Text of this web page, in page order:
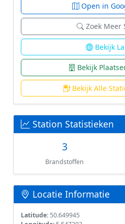
Open in
Zoek Meer
Bekijk
Bekijk
Bekijk Alle
Station Statistieken
3
Brandstoffen
Locatie Informatie
Latitude:50.649945